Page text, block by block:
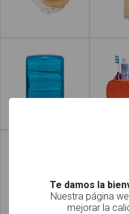
Te damos la
Nuestra página
mejorar la